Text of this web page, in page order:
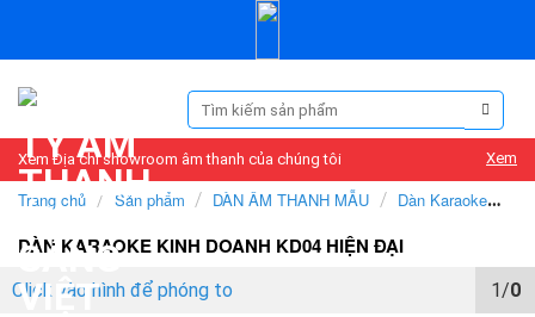
Tìm
kiếm:
Xem Địa chỉ showroom âm thanh của chúng tôi Xem
Trang chủ / Sản phẩm / DÀN ÂM THANH MẪU / Dàn Karaoke
chất lượng cao / Dàn Karaoke kinh doanh
DÀN KARAOKE KINH DOANH KD04 HIỆN ĐẠI
Click vào hình để phóng to 1/0